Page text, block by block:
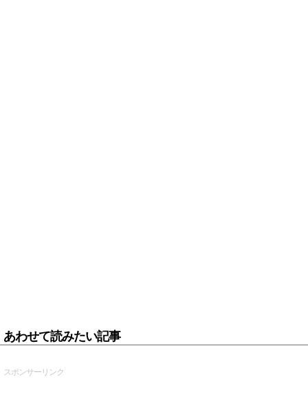
あわせて読みたい記事
スポンサーリンク